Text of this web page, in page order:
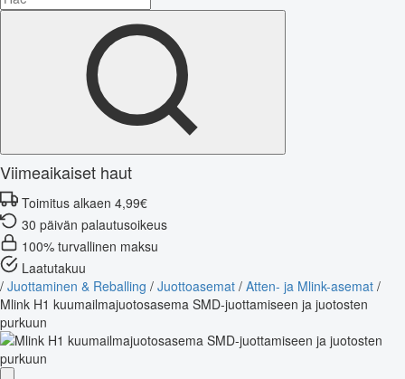
Viimeaikaiset haut
Toimitus alkaen 4,99€
30 päivän palautusoikeus
100% turvallinen maksu
Laatutakuu
/ Juottaminen & Reballing / Juottoasemat / Atten- ja Mlink-asemat /
Mlink H1 kuumailmajuotosasema SMD-juottamiseen ja juotosten
purkuun